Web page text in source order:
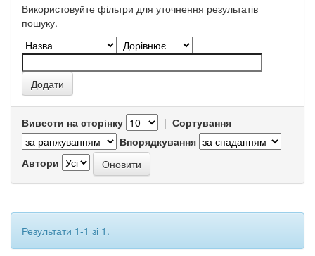
Використовуйте фільтри для уточнення результатів
пошуку.
Вивести на сторінку | Сортування
Впорядкування
Автори
Результати 1-1 зі 1.